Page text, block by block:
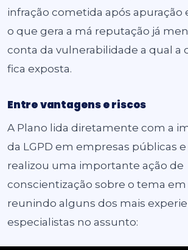
infração cometida após apuração
o que gera a má reputação já
conta da vulnerabilidade a qual a
fica exposta.
Entre vantagens e riscos
A Plano lida diretamente com a
da LGPD em empresas públicas e
realizou uma importante ação de
conscientização sobre o tema
reunindo alguns dos mais
especialistas no assunto: